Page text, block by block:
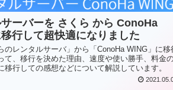
ーバーを さくら から ConoHa
行して超快適になりました
のレンタルサーバ」から「ConoHa WING」に移
て、移行を決めた理由、速度や使い勝手、料金
移行しての感想などについて解説しています。